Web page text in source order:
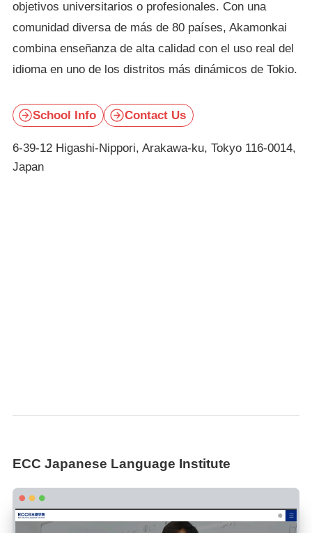
objetivos universitarios o profesionales. Con una
comunidad diversa de más de 80 países, Akamonkai
combina enseñanza de alta calidad con el uso real del
idioma en uno de los distritos más dinámicos de Tokio.
School Info Contact Us
6-39-12 Higashi-Nippori, Arakawa-ku, Tokyo 116-0014,
Japan
ECC Japanese Language Institute